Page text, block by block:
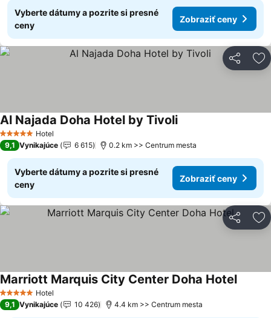
Vyberte dátumy a pozrite si presné
ceny
Zobraziť ceny
Zdieľať
5 Počet hviezdičiek
Hotel
Al Najada Doha Hotel by Tivoli
9,1 Vynikajúce 6 615 0.2 km >> Centrum mesta
Vyberte dátumy a pozrite si presné
ceny
Zobraziť ceny
Zdieľať
5 Počet hviezdičiek
Hotel
Marriott Marquis City Center Doha Hotel
9,1 Vynikajúce 10 426 4.4 km >> Centrum mesta